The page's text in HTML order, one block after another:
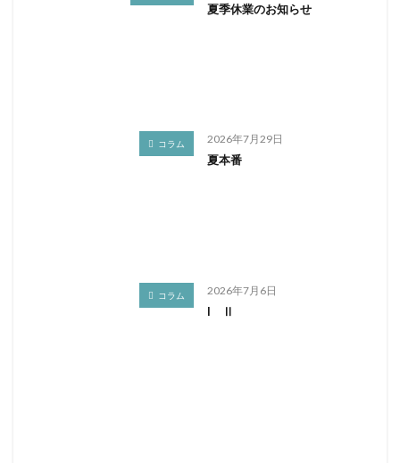
夏季休業のお知らせ
コラム 2026年7月29日
夏本番
コラム 2026年7月6日
I Ⅱ